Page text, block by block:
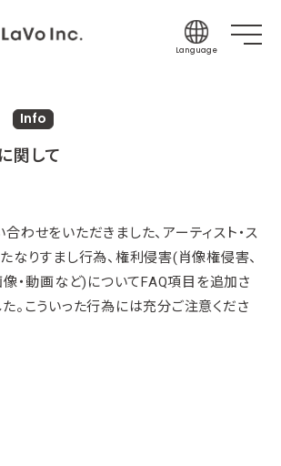
Language
Indonesian
Thai
Spanish
Info
関して
わせをいただきました、アーティスト・ス
なりすまし行為、権利侵害(肖像権侵害、
・動画など)についてFAQ項目を追加さ
。こういった行為には充分ご注意くださ